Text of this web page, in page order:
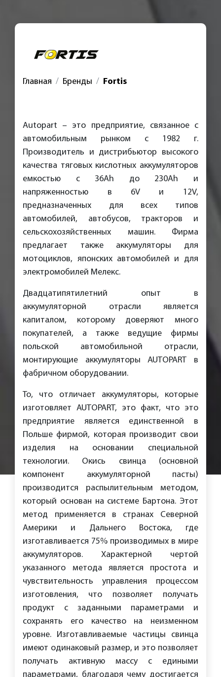
Главная Бренды Fortis
Autopart – это предприятие, связанное с
автомобильным рынком с 1982 г.
Производитель и дистрибьютор высокого
качества тяговых кислотных аккумуляторов
емкостью с 36Ah до 230Ah и
напряженностью в 6V и 12V,
предназначенных для всех типов
автомобилей, автобусов, тракторов и
сельскохозяйственных машин. Фирма
предлагает также аккумуляторы для
мотоциклов, японских автомобилей и для
электромобилей Мелекс.
Двадцатипятилетний опыт в
аккумуляторной отрасли является
капиталом, которому доверяют много
покупателей, а также ведущие фирмы
польской автомобильной отрасли,
монтирующие аккумуляторы AUTOPART в
фабричном оборудовании.
То, что отличает аккумуляторы, которые
изготовляет AUTOPART, это факт, что это
предприятие является единственной в
Польше фирмой, которая производит свои
изделия на основании специальной
технологии. Окись свинца (основной
компонент аккумуляторной пасты)
производится распылительным методом,
который основан на системе Бартона. Этот
метод применяется в странах Северной
Америки и Дальнего Востока, где
изготавливается 75% производимых в мире
аккумуляторов. Характерной чертой
указанного метода является простота и
чувствительность управления процессом
изготовления, что позволяет получать
продукт с заданными параметрами и
сохранять его качество на неизменном
уровне. Изготавливаемые частицы свинца
имеют одинаковый размер, и это позволяет
получать активную массу с едиными
параметрами, благодаря чему достигается